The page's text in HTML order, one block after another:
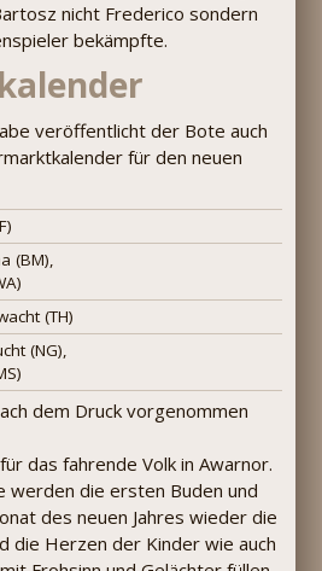
nicht Frederico sondern
bekämpfte.
veröffentlicht der Bote auch
für den neuen
(BM),
(TH)
(NG),
dem Druck vorgenommen
das fahrende Volk in Awarnor.
werden die ersten Buden und
des neuen Jahres wieder die
die Herzen der Kinder wie auch